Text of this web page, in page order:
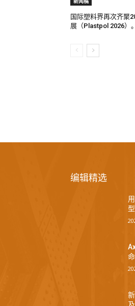
国际塑料界再次齐聚
展（Plastpol 2026）。
编辑精选